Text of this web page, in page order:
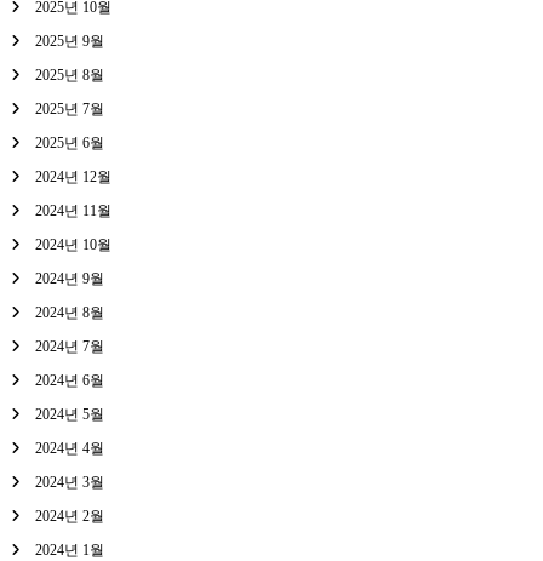
2025년 10월
2025년 9월
2025년 8월
2025년 7월
2025년 6월
2024년 12월
2024년 11월
2024년 10월
2024년 9월
2024년 8월
2024년 7월
2024년 6월
2024년 5월
2024년 4월
2024년 3월
2024년 2월
2024년 1월